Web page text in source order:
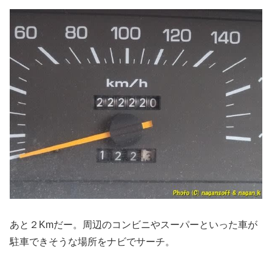
あと２Kmだー。周辺のコンビニやスーパーといった車が
駐車できそうな場所をナビでサーチ。